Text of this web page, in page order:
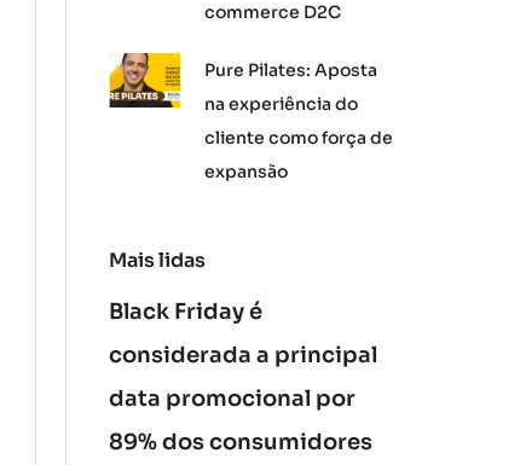
commerce D2C
Pure Pilates: Aposta
na experiência do
cliente como força de
expansão
Mais lidas
Black Friday é
considerada a principal
data promocional por
89% dos consumidores